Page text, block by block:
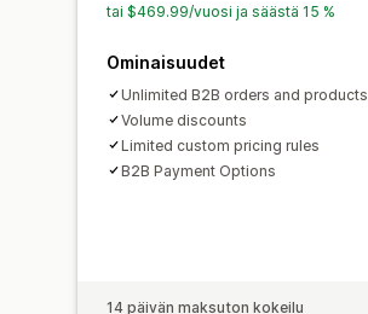
tai $469.99/vuosi ja säästä 15 %
Ominaisuudet
Unlimited B2B orders and products
Volume discounts
Limited custom pricing rules
B2B Payment Options
14 päivän maksuton kokeilu